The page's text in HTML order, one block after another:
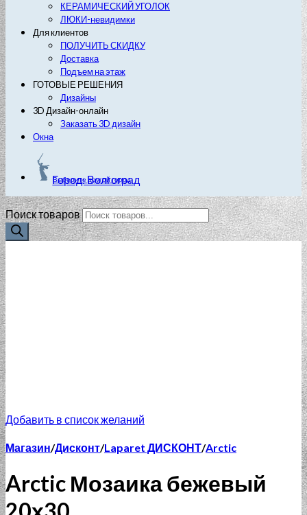
КЕРАМИЧЕСКИЙ УГОЛОК
ЛЮКИ-невидимки
Для клиентов
ПОЛУЧИТЬ СКИДКУ
Доставка
Подъем на этаж
ГОТОВЫЕ РЕШЕНИЯ
Дизайны
3D Дизайн-онлайн
Заказать 3D дизайн
Окна
Город: Волгоград
Выберите другой город
Поиск товаров
Добавить в список желаний
Магазин/Дисконт/Laparet ДИСКОНТ/Arctic
Arctic Мозаика бежевый